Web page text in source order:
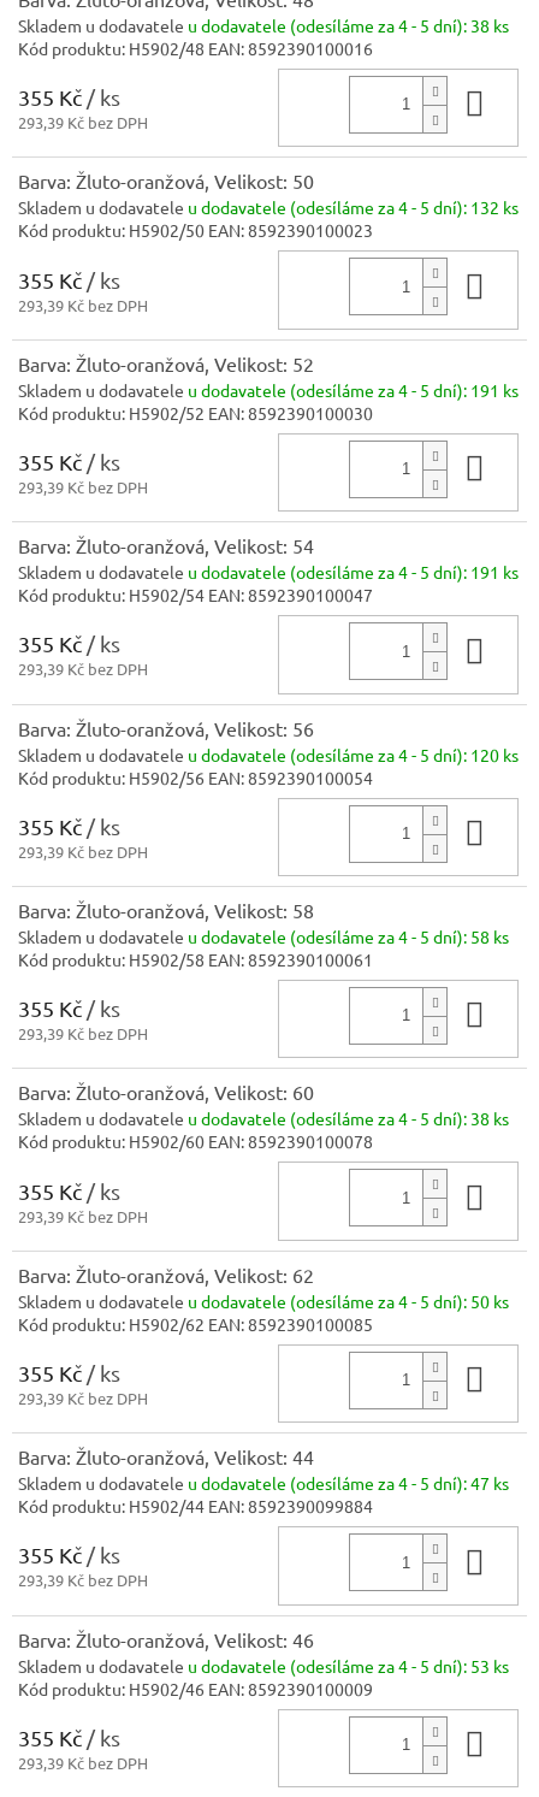
Skladem u dodavatele u dodavatele (odesíláme za 4 - 5 dní): 38 ks
Kód produktu: H5902/48 EAN:8592390100016
355 Kč / ks
293,39 Kč bez DPH
Barva: Žluto-oranžová, Velikost: 50
Skladem u dodavatele u dodavatele (odesíláme za 4 - 5 dní): 132 ks
Kód produktu: H5902/50 EAN:8592390100023
355 Kč / ks
293,39 Kč bez DPH
Barva: Žluto-oranžová, Velikost: 52
Skladem u dodavatele u dodavatele (odesíláme za 4 - 5 dní): 191 ks
Kód produktu: H5902/52 EAN:8592390100030
355 Kč / ks
293,39 Kč bez DPH
Barva: Žluto-oranžová, Velikost: 54
Skladem u dodavatele u dodavatele (odesíláme za 4 - 5 dní): 191 ks
Kód produktu: H5902/54 EAN:8592390100047
355 Kč / ks
293,39 Kč bez DPH
Barva: Žluto-oranžová, Velikost: 56
Skladem u dodavatele u dodavatele (odesíláme za 4 - 5 dní): 120 ks
Kód produktu: H5902/56 EAN:8592390100054
355 Kč / ks
293,39 Kč bez DPH
Barva: Žluto-oranžová, Velikost: 58
Skladem u dodavatele u dodavatele (odesíláme za 4 - 5 dní): 58 ks
Kód produktu: H5902/58 EAN:8592390100061
355 Kč / ks
293,39 Kč bez DPH
Barva: Žluto-oranžová, Velikost: 60
Skladem u dodavatele u dodavatele (odesíláme za 4 - 5 dní): 38 ks
Kód produktu: H5902/60 EAN:8592390100078
355 Kč / ks
293,39 Kč bez DPH
Barva: Žluto-oranžová, Velikost: 62
Skladem u dodavatele u dodavatele (odesíláme za 4 - 5 dní): 50 ks
Kód produktu: H5902/62 EAN:8592390100085
355 Kč / ks
293,39 Kč bez DPH
Barva: Žluto-oranžová, Velikost: 44
Skladem u dodavatele u dodavatele (odesíláme za 4 - 5 dní):47 ks
Kód produktu: H5902/44 EAN:8592390099884
355 Kč / ks
293,39 Kč bez DPH
Barva: Žluto-oranžová, Velikost: 46
Skladem u dodavatele u dodavatele (odesíláme za 4 - 5 dní): 53 ks
Kód produktu: H5902/46 EAN:8592390100009
355 Kč / ks
293,39 Kč bez DPH